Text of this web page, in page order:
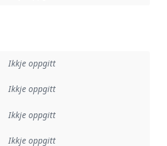
Ikkje oppgitt
:
Ikkje oppgitt
Ikkje oppgitt
:
Ikkje oppgitt